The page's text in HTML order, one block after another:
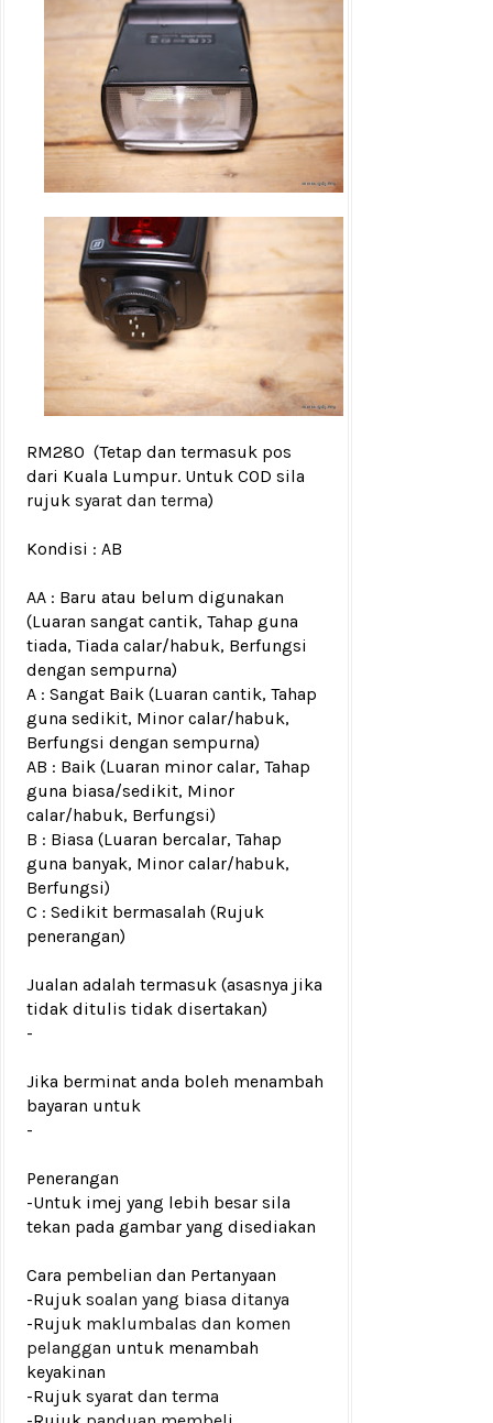
RM280 (Tetap dan termasuk pos
dari Kuala Lumpur. Untuk COD sila
rujuk syarat dan terma)
Kondisi : AB
AA : Baru atau belum digunakan
(Luaran sangat cantik, Tahap guna
tiada, Tiada calar/habuk, Berfungsi
dengan sempurna)
A : Sangat Baik (Luaran cantik, Tahap
guna sedikit, Minor calar/habuk,
Berfungsi dengan sempurna)
AB : Baik (Luaran minor calar, Tahap
guna biasa/sedikit, Minor
calar/habuk, Berfungsi)
B : Biasa (Luaran bercalar, Tahap
guna banyak, Minor calar/habuk,
Berfungsi)
C : Sedikit bermasalah (Rujuk
penerangan)
Jualan adalah termasuk (asasnya jika
tidak ditulis tidak disertakan)
-
Jika berminat anda boleh menambah
bayaran untuk
-
Penerangan
-Untuk imej yang lebih besar sila
tekan pada gambar yang disediakan
Cara pembelian dan Pertanyaan
-Rujuk soalan yang biasa ditanya
-Rujuk maklumbalas dan komen
pelanggan untuk menambah
keyakinan
-Rujuk syarat dan terma